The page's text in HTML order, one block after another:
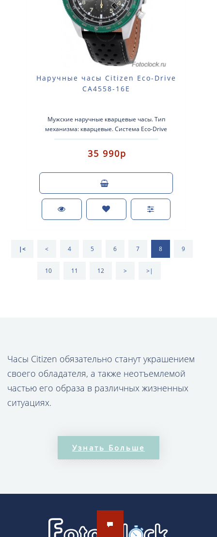
Наручные часы Citizen Eco-Drive
CA4558-16E
Мужские наручные кварцевые часы. Тип
механизма: кварцевые. Система Eco-Drive
(аккумулятор с питанием от световой энергии..
35 990р
|< < 4 5 6 7 8 9
10 11 12 > >|
Часы Citizen обязательно станут украшением
своего обладателя, а также неотъемлемой
частью его образа в различных жизненных
ситуациях.
найдёте дешевые модели. Это связано, главным
образом, с дорогими механизмами,
продукции, превышающей даже заявленные
производителем сроки.
КУПИТЬ ЧАСЫ CITIZEN
Узнать Больше